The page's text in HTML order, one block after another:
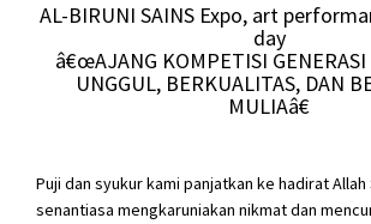
AL-BIRUNI SAINS Expo, art
day
â€œAJANG KOMPETISI GENERASI
UNGGUL, BERKUALITAS, DAN
MULIAâ€
Puji dan syukur kami panjatkan ke hadirat Allah
senantiasa mengkaruniakan nikmat dan